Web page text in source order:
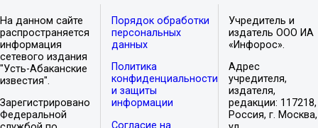
На данном сайте
распространяется
информация
сетевого издания
"Усть-Абаканские
известия".
Зарегистрировано
Федеральной
Порядок обработки
персональных
данных
Политика
конфиденциальности
и защиты
информации
Согласие на
Учредитель и
издатель ООО ИА
«Инфорос».
Адрес
учредителя,
издателя,
редакции: 117218,
Россия, г. Москва,